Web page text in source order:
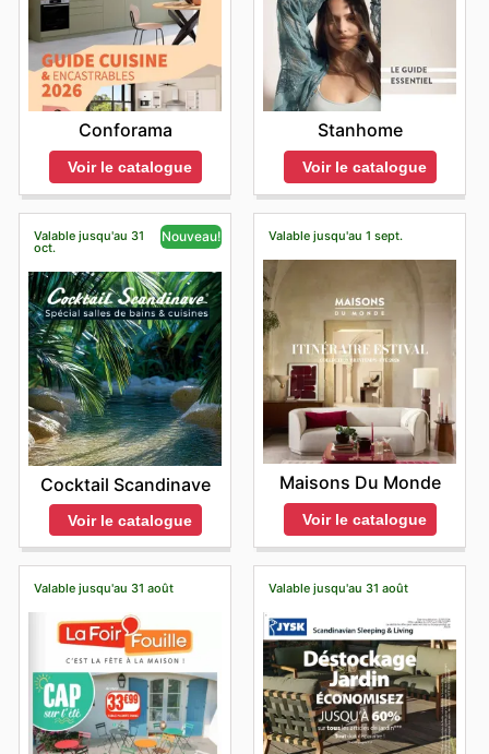
Conforama
Voir le catalogue
Stanhome
Voir le catalogue
Valable jusqu'au 31
oct.
Nouveau!
Cocktail Scandinave
Voir le catalogue
Valable jusqu'au 1 sept.
Maisons Du Monde
Voir le catalogue
Valable jusqu'au 31 août Valable jusqu'au 31 août